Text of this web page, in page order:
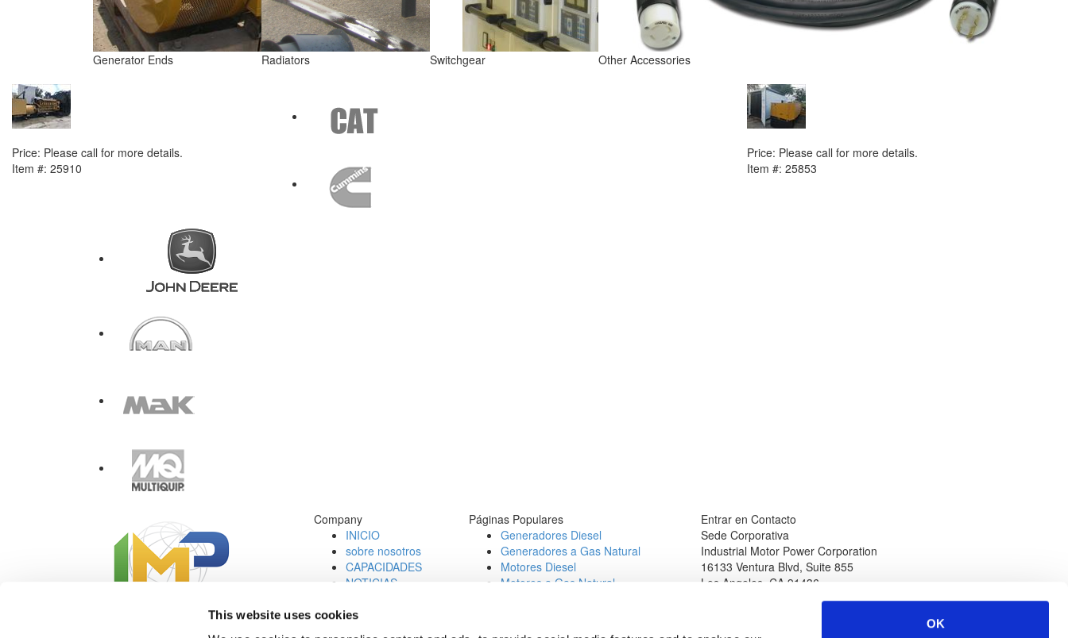
This website uses cookies
OK
Generator Ends Radiators Switchgear Other Accessories
Price: Please call for more details.
Item #: 25910
Price: Please call for more details.
Item #: 25853
Company
INICIO
sobre nosotros
CAPACIDADES
NOTICIAS
Job Opportunities
Páginas Populares
Generadores Diesel
Generadores a Gas Natural
Motores Diesel
Motores a Gas Natural
Entrar en Contacto
Sede Corporativa
Industrial Motor Power Corporation
16133 Ventura Blvd, Suite 855
Los Angeles CA 91436
Sitio Web
Correo Electrónico